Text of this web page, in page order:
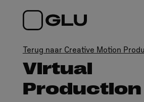
Terug naar Creative Motion
Virtual
Production